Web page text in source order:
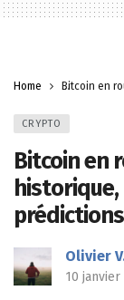
Home Bitcoin en
CRYPTO
Bitcoin en
historique,
Olivier
10 janvier